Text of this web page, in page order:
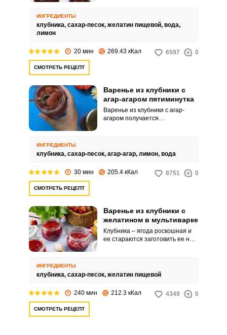
отдельными ягодками.
ИНГРЕДИЕНТЫ
клубника, сахар-песок, желатин пищевой, вода,
лимон
20 мин 269.43 кКал 6597 0
СМОТРЕТЬ РЕЦЕПТ
Варенье из клубники с
агар-агаром пятиминутка
Варенье из клубники с агар-
агаром получается
только 5 минут. Количество агар-
агара определяется его маркой,
1200, поэтому его количество
ИНГРЕДИЕНТЫ
клубника, сахар-песок, агар-агар, лимон, вода
30 мин 205.4 кКал 8751 0
СМОТРЕТЬ РЕЦЕПТ
Варенье из клубники с
желатином в мультиварке
Клубника – ягода роскошная и
ее стараются заготовить ее на
проверенные опытом.
ИНГРЕДИЕНТЫ
клубника, сахар-песок, желатин пищевой
240 мин 212.3 кКал 4349 0
СМОТРЕТЬ РЕЦЕПТ